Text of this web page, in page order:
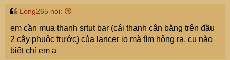
Long265 nói:
em cần mua thanh srtut bar (cái thanh cân bằng trên đầu
2 cây phuộc trước) của lancer io mà tìm hỏng ra, cụ nào
biết chỉ em ạ